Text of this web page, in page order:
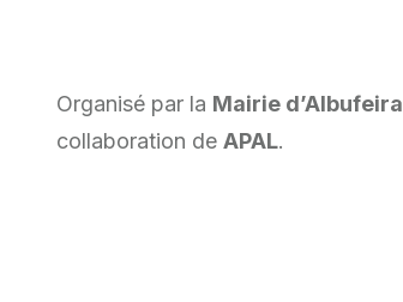
Organisé par la Mairie d’Albufeira
collaboration de APAL.